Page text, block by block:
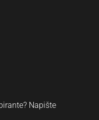
Napište